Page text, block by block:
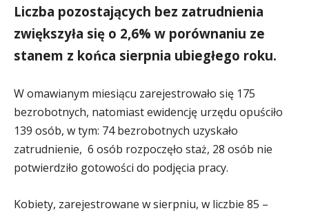
Liczba pozostających bez zatrudnienia
zwiększyła się o 2,6% w porównaniu ze
stanem z końca sierpnia ubiegłego roku.
W omawianym miesiącu zarejestrowało się 175
bezrobotnych, natomiast ewidencję urzędu opuściło
139 osób, w tym: 74 bezrobotnych uzyskało
zatrudnienie, 6 osób rozpoczęło staż, 28 osób nie
potwierdziło gotowości do podjęcia pracy.
Kobiety, zarejestrowane w sierpniu, w liczbie 85 –